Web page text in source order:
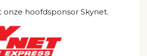
onze hoofdsponsor Skynet.